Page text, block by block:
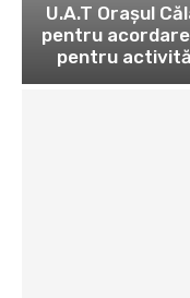
U.A.T Orașul
pentru
pentru